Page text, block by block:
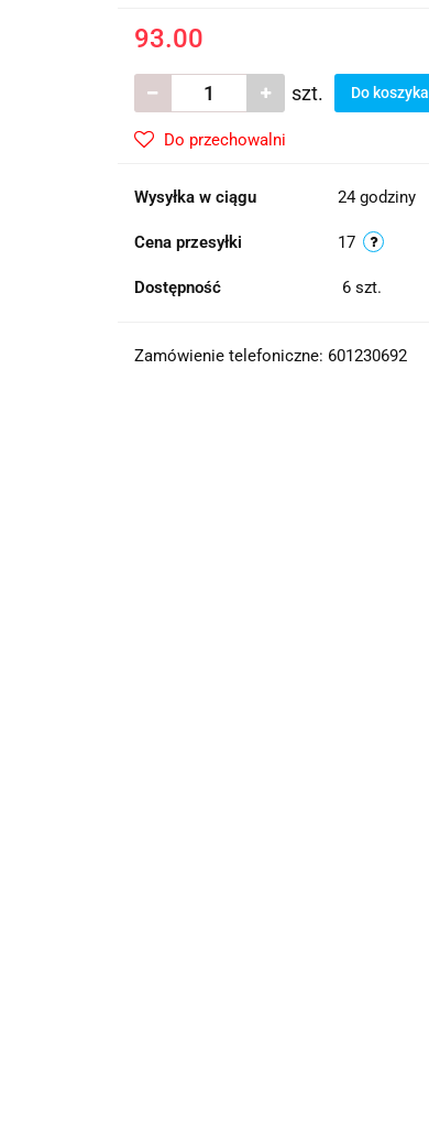
93.00
szt. Do koszyka
Do przechowalni
Wysyłka w ciągu 24 godziny
Cena przesyłki 17
Dostępność 6 szt.
Zamówienie telefoniczne: 601230692